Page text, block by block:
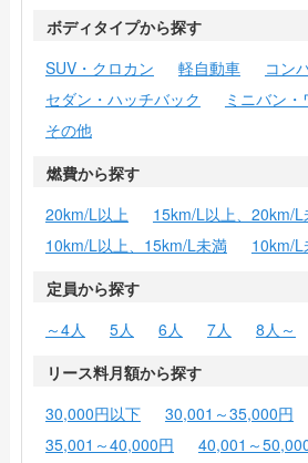
ボディタイプから探す
SUV・クロカン
軽自動車
コン
セダン・ハッチバック
ミニバン・
その他
燃費から探す
20km/L以上
15km/L以上、20km/L
10km/L以上、15km/L未満
10km/L
定員から探す
～4人
5人 6人 7人
8人～
リース料月額から探す
30,000円以下
30,001～35,000円
35,001～40,000円
40,001～